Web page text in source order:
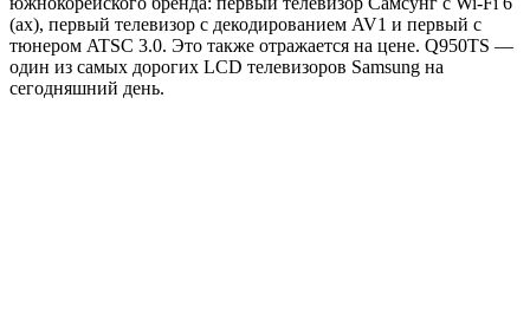
(ax), первый телевизор с декодированием AV1 и первый с
тюнером ATSC 3.0. Это также отражается на цене. Q950TS —
один из самых дорогих LCD телевизоров Samsung на
сегодняшний день.